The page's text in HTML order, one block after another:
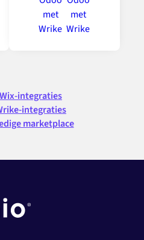
integraties
integraties
marketplace